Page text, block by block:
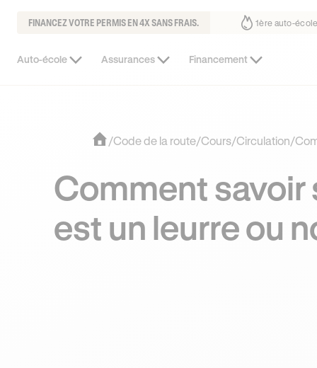
FINANCEZ VOTRE PERMIS EN 4X SANS FRAIS.
fait déjà confiance 30% moins chère que l’auto-école de votre
Auto-école Assurances Financement
/Code de la route/Cours/Circulation/
Comment savoir
est un leurre ou